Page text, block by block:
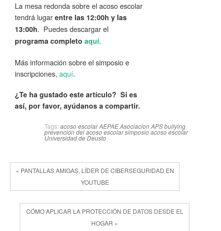
La mesa redonda sobre el acoso escolar
tendrá lugar entre las 12:00h y las
13:00h. Puedes descargar el
programa completo aquí.
Más información sobre el simposio e
inscripciones, aquí.
¿Te ha gustado este artículo? Si es
así, por favor, ayúdanos a compartir.
Tags: acoso escolarAEPAEAsociacion APSbullying
prevención del acoso escolarsimposio acoso escolar
Universidad de Deusto
« PANTALLAS AMIGAS, LÍDER DE CIBERSEGURIDAD EN
YOUTUBE
CÓMO APLICAR LA PROTECCIÓN DE DATOS DESDE EL
HOGAR »